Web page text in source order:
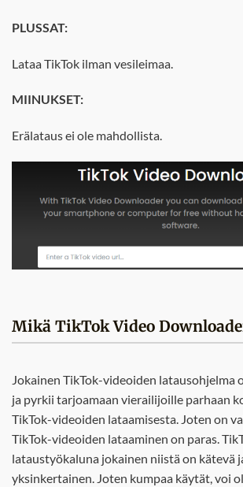
PLUSSAT:
Lataa TikTok ilman vesileimaa.
MIINUKSET:
Erälataus ei ole mahdollista.
Mikä TikTok Video
Jokainen TikTok-videoiden latausohjelma
ja pyrkii tarjoamaan vierailijoille parhaan
TikTok-videoiden lataamisesta. Joten on
TikTok-videoiden lataaminen on paras.
lataustyökaluna jokainen niistä on kätevä
yksinkertainen. Joten kumpaa käytät, voi